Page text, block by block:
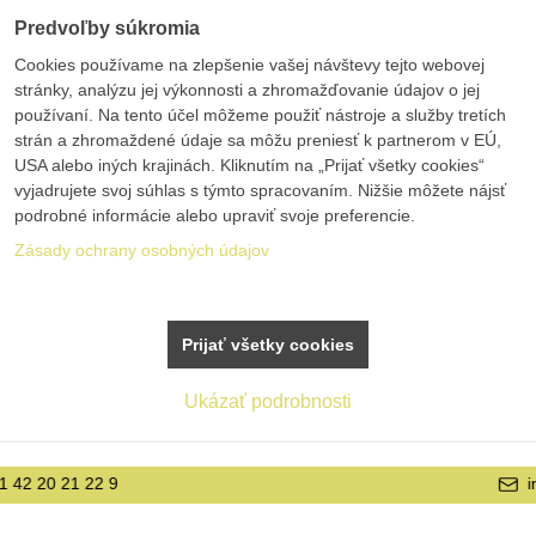
Predvoľby súkromia
Cookies používame na zlepšenie vašej návštevy tejto webovej
stránky, analýzu jej výkonnosti a zhromažďovanie údajov o jej
používaní. Na tento účel môžeme použiť nástroje a služby tretích
strán a zhromaždené údaje sa môžu preniesť k partnerom v EÚ,
USA alebo iných krajinách. Kliknutím na „Prijať všetky cookies“
vyjadrujete svoj súhlas s týmto spracovaním. Nižšie môžete nájsť
podrobné informácie alebo upraviť svoje preferencie.
Zásady ochrany osobných údajov
Ukázať podrobnosti
Prijať všetky cookies